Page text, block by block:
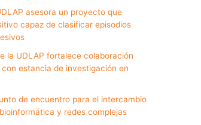
asesora un proyecto que
capaz de clasificar episodios
la UDLAP fortalece colaboración
estancia de investigación en
de encuentro para el intercambio
y redes complejas